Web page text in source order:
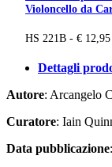
Violoncello da
HS 221B - € 12,95
Dettagli
Autore: Arcangelo
Curatore: Iain
Data pubblicazione